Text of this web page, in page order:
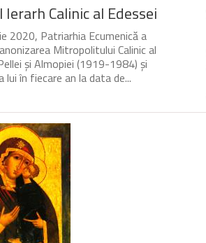
Calinic al Edessei
2020, Patriarhia Ecumenică a
Mitropolitului Calinic al
și Almopiei (1919-1984) și
lui în fiecare an la data de...